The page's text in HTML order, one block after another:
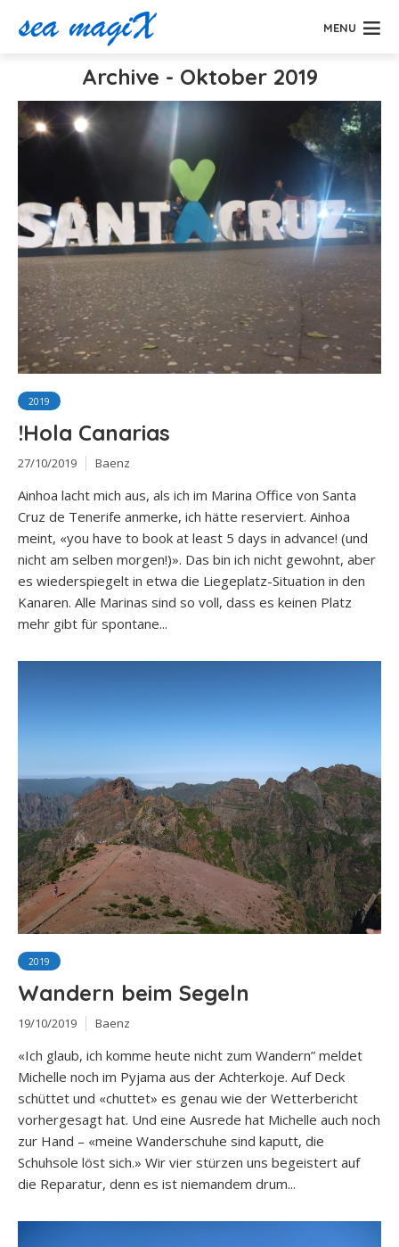
MENU
Archive - Oktober 2019
2019
!Hola Canarias
27/10/2019 Baenz
Ainhoa lacht mich aus, als ich im Marina Office von Santa
Cruz de Tenerife anmerke, ich hätte reserviert. Ainhoa
meint, «you have to book at least 5 days in advance! (und
nicht am selben morgen!)». Das bin ich nicht gewohnt, aber
es wiederspiegelt in etwa die Liegeplatz-Situation in den
Kanaren. Alle Marinas sind so voll, dass es keinen Platz
mehr gibt für spontane...
2019
Wandern beim Segeln
19/10/2019 Baenz
«Ich glaub, ich komme heute nicht zum Wandern” meldet
Michelle noch im Pyjama aus der Achterkoje. Auf Deck
schüttet und «chuttet» es genau wie der Wetterbericht
vorhergesagt hat. Und eine Ausrede hat Michelle auch noch
zur Hand – «meine Wanderschuhe sind kaputt, die
Schuhsole löst sich.» Wir vier stürzen uns begeistert auf
die Reparatur, denn es ist niemandem drum...